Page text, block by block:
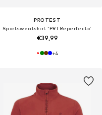
PROTEST
Sportsweatshirt 'PRTReperfecto'
€39,99
+4